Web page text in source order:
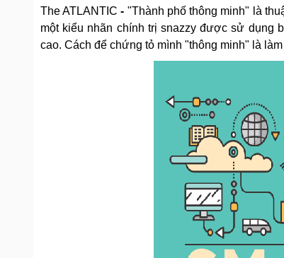
The ATLANTIC - "Thành phố thông minh" là
một kiểu nhãn chính trị snazzy được sử dụng
cao. Cách để chứng tỏ mình "thông minh" là